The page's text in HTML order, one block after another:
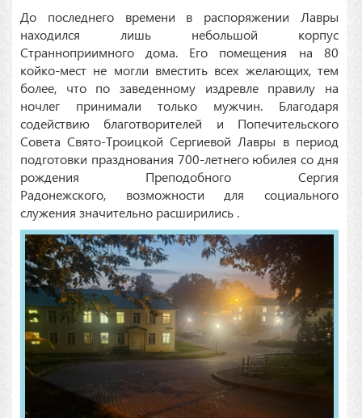
До последнего времени в распоряжении Лавры
находился лишь небольшой корпус
Странноприимного дома. Его помещения на 80
койко-мест не могли вместить всех желающих, тем
более, что по заведенному издревле правилу на
ночлег принимали только мужчин. Благодаря
содействию благотворителей и Попечительского
Совета Свято-Троицкой Сергиевой Лавры в период
подготовки празднования 700-летнего юбилея со дня
рождения Преподобного Сергия
Радонежского, возможности для социального
служения значительно расширились .